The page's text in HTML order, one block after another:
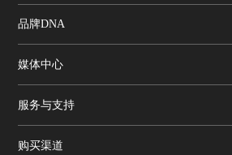
品牌DNA
媒体中心
服务与支持
购买渠道